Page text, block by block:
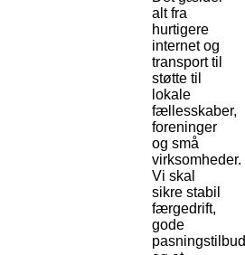
alt fra
hurtigere
internet og
transport til
støtte til
lokale
fællesskaber,
foreninger
og små
virksomheder.
Vi skal
sikre stabil
færgedrift,
gode
pasningstilbud